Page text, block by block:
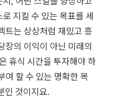
지킬 수 있는 목표를 세
트는 상상처럼 재밌고 흥
장의 이익이 아닌 미래의
휴식 시간을 투자해야 하
여 할 수 있는 명확한 목
인 것이지요.